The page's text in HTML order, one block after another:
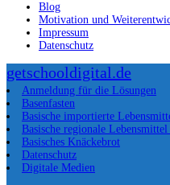
Blog
Motivation und
Impressum
Datenschutz
getschooldigital.de
Anmeldung für die Lösungen
Basenfasten
Basische importierte
Basische regionale
Basisches Knäckebrot
Datenschutz
Digitale Medien